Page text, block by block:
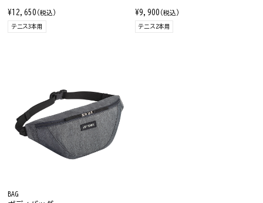
¥12,650 (税込)
テニス3本用
¥9,900 (税込)
テニス2本用
BAG